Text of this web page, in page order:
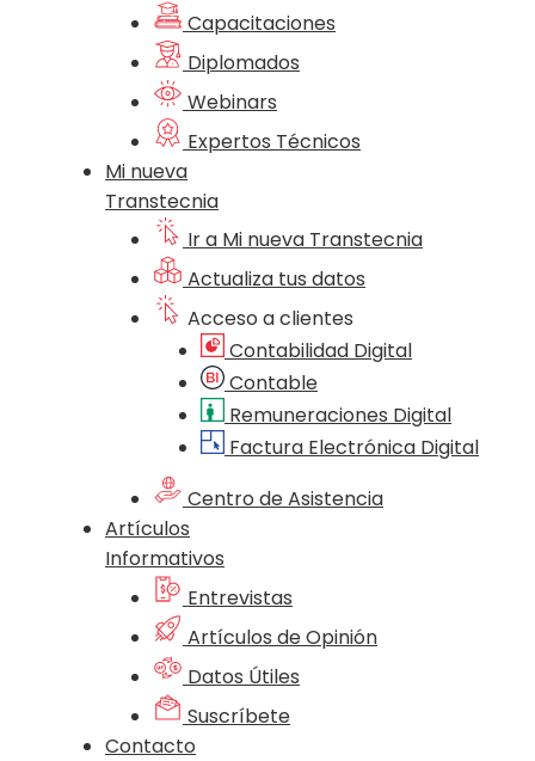
Capacitaciones
Diplomados
Webinars
Expertos Técnicos
Mi nueva
Transtecnia
Ir a Mi nueva Transtecnia
Actualiza tus datos
Acceso a clientes
Contabilidad Digital
Contable
Remuneraciones Digital
Factura Electrónica Digital
Centro de Asistencia
Artículos
Informativos
Entrevistas
Artículos de Opinión
Datos Útiles
Suscríbete
Contacto